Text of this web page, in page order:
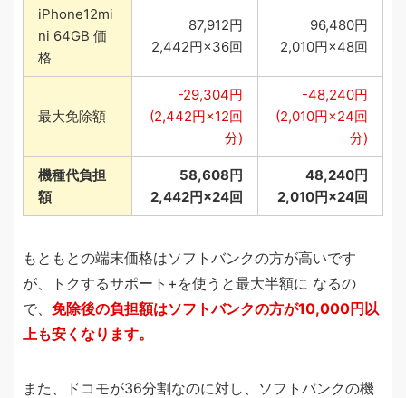
iPhone12mi
ni 64GB 価
格
87,912円
2,442円×36回
96,480円
2,010円×48回
最大免除額
-29,304円
(2,442円×12回
分)
-48,240円
(2,010円×24回
分)
機種代負担
額
58,608円
2,442円×24回
48,240円
2,010円×24回
もともとの端末価格はソフトバンクの方が高いです
が、トクするサポート+を使うと最大半額に なるの
で、 免除後の負担額はソフトバンクの方が10,000円以
上も安くなります。
また、ドコモが36分割なのに対し、ソフトバンクの機